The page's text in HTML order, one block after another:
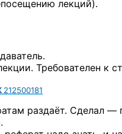
лекций).
Требователен к
212500181
раздаёт. Сделал —